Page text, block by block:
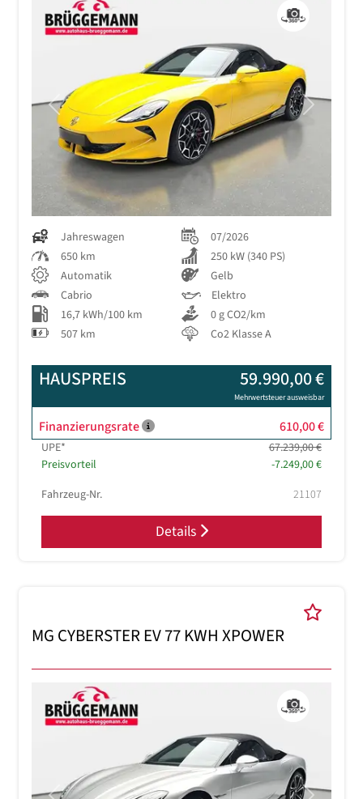
Previous Next
Jahreswagen
07/2026
650 km
250 kW (340 PS)
Automatik
Gelb
Cabrio
Elektro
16,7 kWh/100 km
0 g CO2/km
507 km
Co2 Klasse A
UPE*
67.239,00 €
Preisvorteil
-7.249,00 €
HAUSPREIS 59.990,00 €
Mehrwertsteuer ausweisbar
Finanzierungsrate 610,00 €
Fahrzeug-Nr. 21107
Details
MG CYBERSTER EV 77 KWH XPOWER